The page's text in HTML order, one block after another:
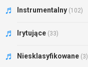
Instrumentalny (102)
Irytujące (33)
Niesklasyfikowane (3)